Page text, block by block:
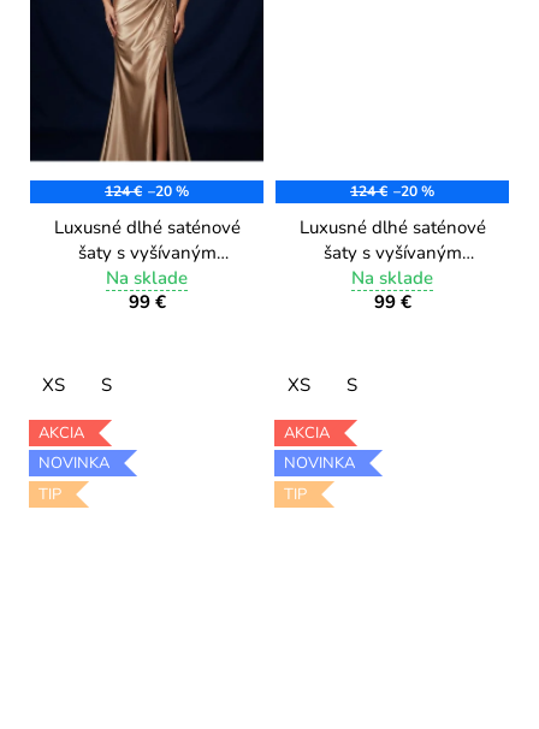
124 € –20 %
Luxusné dlhé saténové
šaty s vyšívaným
korzetom a flitrami
AN2630/4 coffee
Na sklade
99 €
XS S
124 € –20 %
Luxusné dlhé saténové
šaty s vyšívaným
korzetom a flitrami
AN2630/3 red
Na sklade
99 €
XS S
AKCIA
NOVINKA
TIP
AKCIA
NOVINKA
TIP